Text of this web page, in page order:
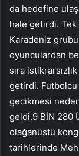
da hedefine
hale getirdi. Tek
Karadeniz
oyunculardan
sıra
getirdi.
gecikmesi
geldi.9 BİN 280
olağanüstü
tarihlerinde